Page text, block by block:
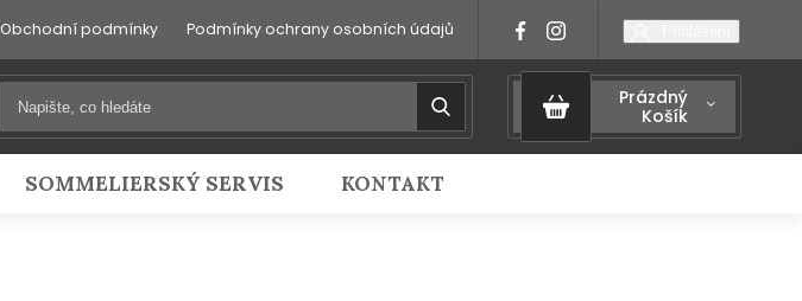
Obchodní podmínky Podmínky ochrany osobních údajů
Prázdný
Košík
SOMMELIERSKÝ SERVIS KONTAKT